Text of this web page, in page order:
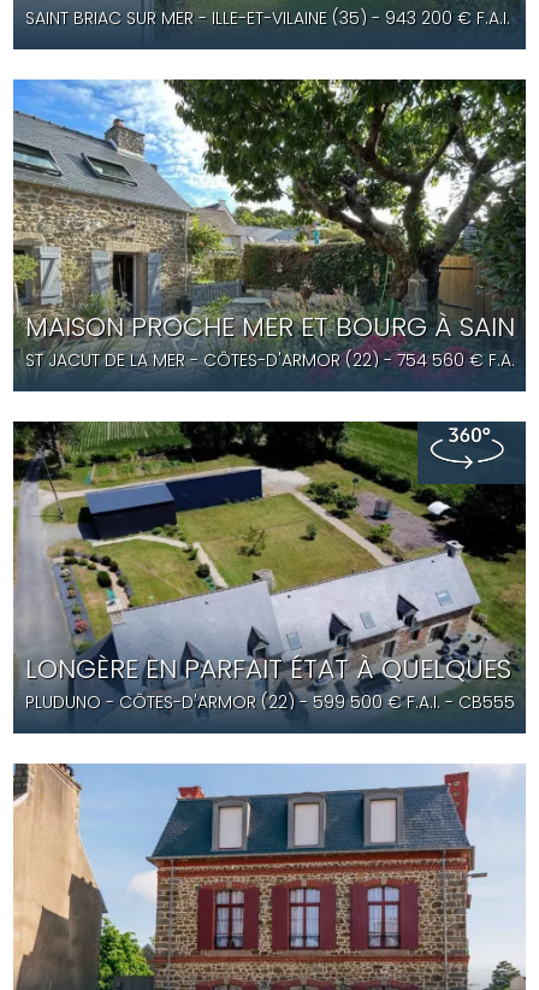
SAINT BRIAC SUR MER- ILLE-ET-VILAINE (35) - 943 200 € F.A.I.-
MAISON PROCHE MER ET BOURG À
ST JACUT DE LA MER- CÔTES-D'ARMOR (22) -754 560€ F.A.I.
LONGÈRE EN PARFAIT ÉTAT À
PLUDUNO - CÔTES-D'ARMOR (22) - 599 500€ F.A.I.- CB5551